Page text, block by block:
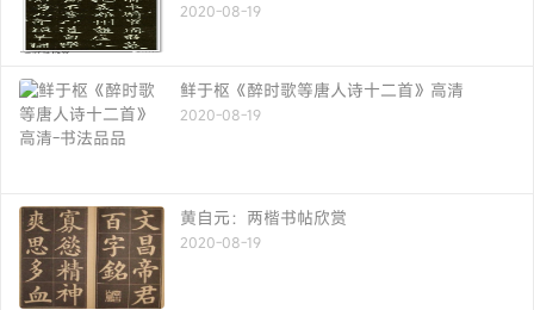
2020-08-19
鲜于枢《醉时歌等唐人诗十二首》高清
2020-08-19
黄自元：两楷书帖欣赏
2020-08-19